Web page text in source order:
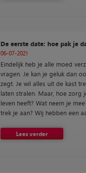
De eerste date: hoe pak je
06-07-2021
Eindelijk heb je alle moed
vragen. Je kan je geluk dan
zegt. Je wil alles uit de kast
laten stralen. Maar, hoe zorg
leven heeft? Wat neem je
trek je aan? Wij hebben een
Lees verder